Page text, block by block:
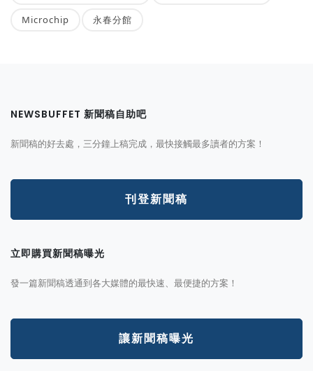
Microchip 永春分館
NEWSBUFFET 新聞稿自助吧
新聞稿的好去處，三分鐘上稿完成，最快接觸最多讀者的方案！
刊登新聞稿
立即購買新聞稿曝光
發一篇新聞稿透通到各大媒體的最快速、最便捷的方案！
讓新聞稿曝光